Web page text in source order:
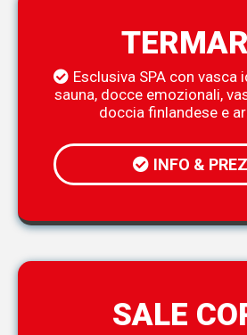
Esclusiva SPA con vasca
sauna, docce emozionali,
doccia finlandese e
INFO &
SALE